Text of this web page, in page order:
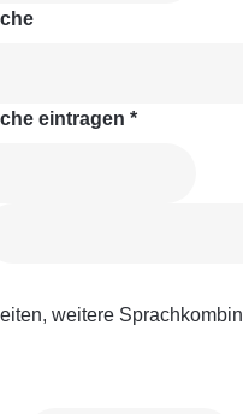
eintragen *
weitere